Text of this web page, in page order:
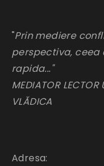
"Prin mediere
perspectiva, ceea
rapida..."
MEDIATOR
VLĂDICA
Adresa: